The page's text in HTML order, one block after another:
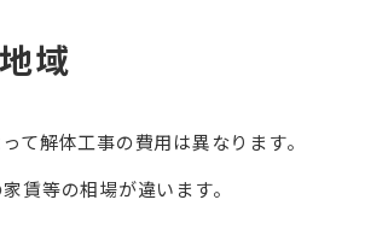
地域
て解体工事の費用は異なります。
賃等の相場が違います。